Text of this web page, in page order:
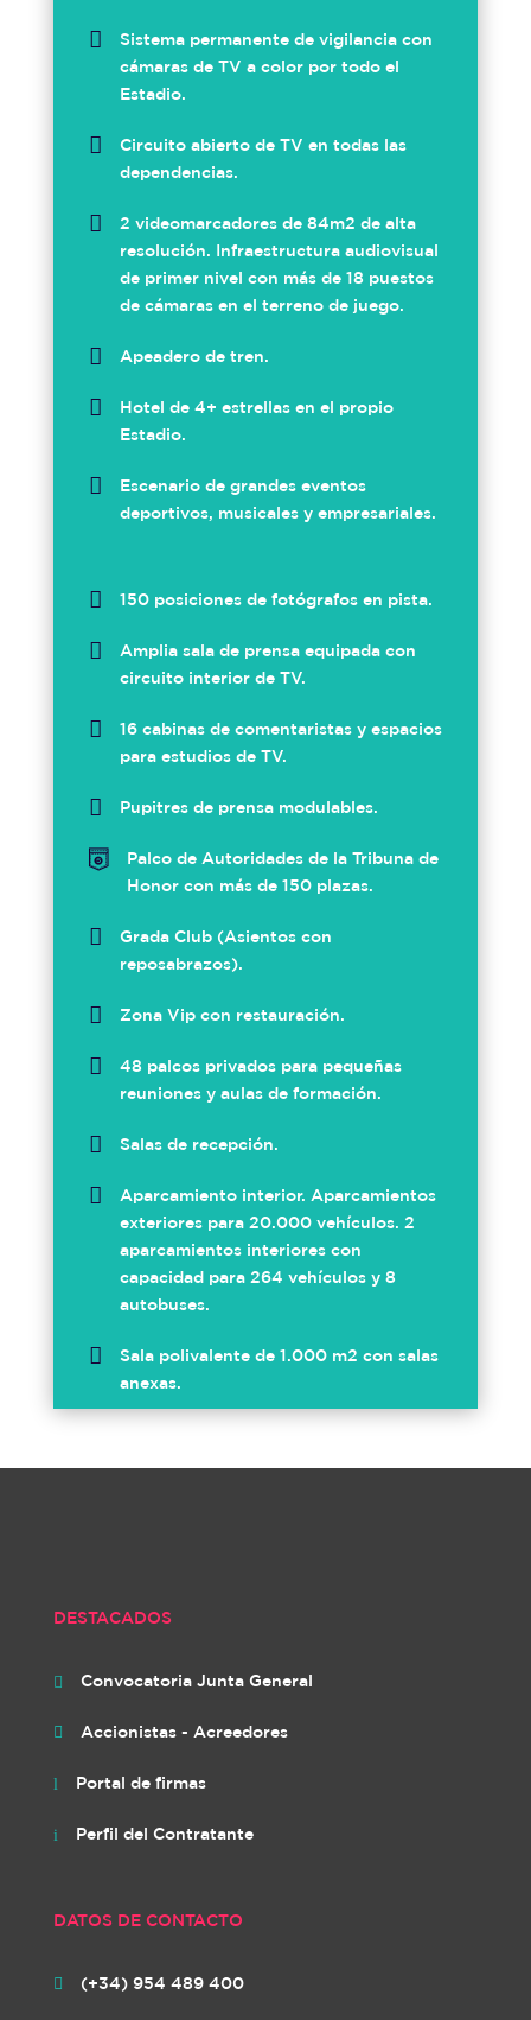

Sistema permanente de vigilancia con
cámaras de TV a color por todo el
Estadio.

Circuito abierto de TV en todas las
dependencias.

2 videomarcadores de 84m2 de alta
resolución. Infraestructura audiovisual
de primer nivel con más de 18 puestos
de cámaras en el terreno de juego.
 Apeadero de tren.

Hotel de 4+ estrellas en el propio
Estadio.

Escenario de grandes eventos
deportivos, musicales y empresariales.
 150 posiciones de fotógrafos en pista.

Amplia sala de prensa equipada con
circuito interior de TV.

16 cabinas de comentaristas y espacios
para estudios de TV.
 Pupitres de prensa modulables.

Palco de Autoridades de la Tribuna de
Honor con más de 150 plazas.

Grada Club (Asientos con
reposabrazos).
 Zona Vip con restauración.

48 palcos privados para pequeñas
reuniones y aulas de formación.
 Salas de recepción.

Aparcamiento interior. Aparcamientos
exteriores para 20.000 vehículos. 2
aparcamientos interiores con
capacidad para 264 vehículos y 8
autobuses.

Sala polivalente de 1.000 m2 con salas
anexas.
DESTACADOS
 Convocatoria Junta General
 Accionistas - Acreedores
l Portal de firmas
i Perfil del Contratante
DATOS DE CONTACTO
 (+34) 954 489 400